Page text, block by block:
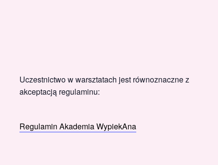
Uczestnictwo w warsztatach jest równoznaczne z
akceptacją regulaminu:
Regulamin Akademia WypiekAna